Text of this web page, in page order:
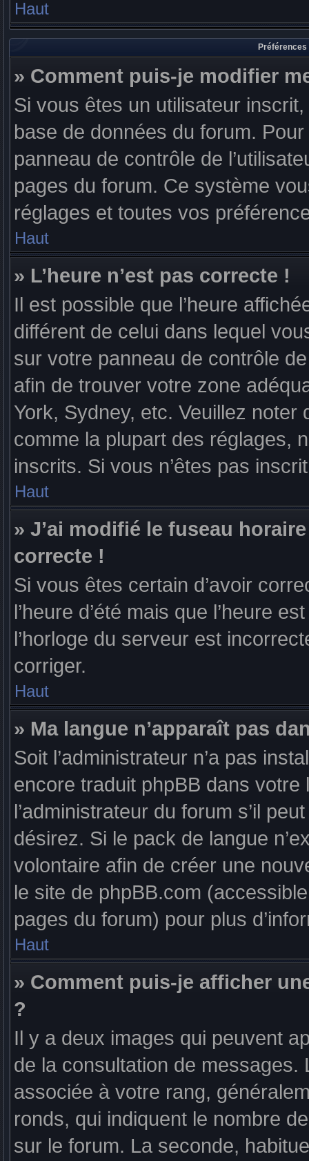
Haut
» Comment puis-je modifier
Si vous êtes un utilisateur
base de données du forum.
panneau de contrôle de
pages du forum. Ce système
réglages et toutes vos
Haut
» L’heure n’est pas correcte !
Il est possible que l’heure
différent de celui dans lequel
sur votre panneau de contrôle
afin de trouver votre zone
York, Sydney, etc. Veuillez
comme la plupart des réglages,
inscrits. Si vous n’êtes pas
Haut
» J’ai modifié le fuseau
correcte !
Si vous êtes certain d’avoir
l’heure d’été mais que l’heure
l’horloge du serveur est
corriger.
Haut
» Ma langue n’apparaît pas
Soit l’administrateur n’a pas
encore traduit phpBB dans
l’administrateur du forum s’il
désirez. Si le pack de langue
volontaire afin de créer une
le site de phpBB.com
pages du forum) pour plus
Haut
» Comment puis-je afficher
?
Il y a deux images qui peuvent
de la consultation de
associée à votre rang,
ronds, qui indiquent le nombre
sur le forum. La seconde,